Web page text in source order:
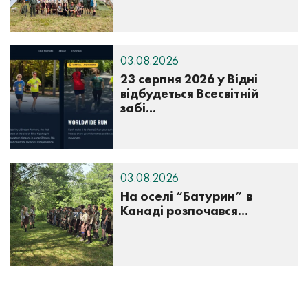
23 серпня 2026 у Відні
відбудеться Всесвітній
забі...
03.08.2026
На оселі “Батурин” в
Канаді розпочався...
03.08.2026